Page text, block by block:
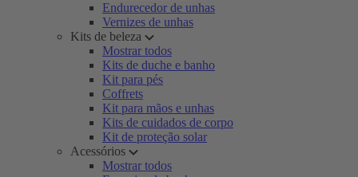
Endurecedor de unhas
Vernizes de unhas
Kits de beleza
Mostrar todos
Kits de duche e banho
Kit para pés
Coffrets
Kit para mãos e unhas
Kits de cuidados de corpo
Kit de proteção solar
Acessórios
Mostrar todos